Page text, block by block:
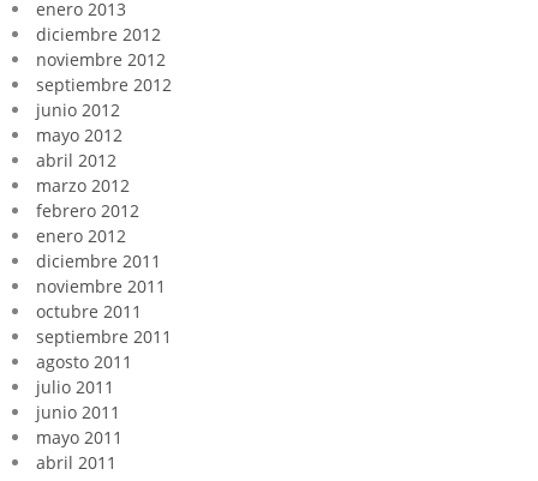
enero 2013
diciembre 2012
noviembre 2012
septiembre 2012
junio 2012
mayo 2012
abril 2012
marzo 2012
febrero 2012
enero 2012
diciembre 2011
noviembre 2011
octubre 2011
septiembre 2011
agosto 2011
julio 2011
junio 2011
mayo 2011
abril 2011